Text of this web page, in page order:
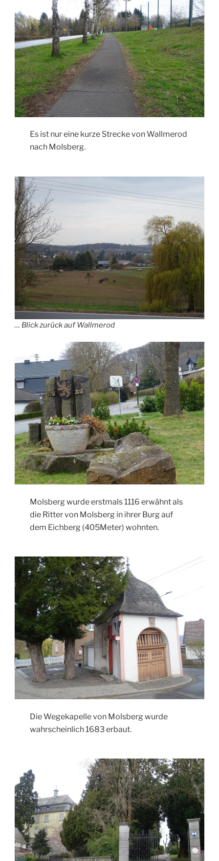
Es ist nur eine kurze Strecke von Wallmerod
nach Molsberg.
… Blick zurück auf Wallmerod
Molsberg wurde erstmals 1116 erwähnt als
die Ritter von Molsberg in ihrer Burg auf
dem Eichberg (405Meter) wohnten.
Die Wegekapelle von Molsberg wurde
wahrscheinlich 1683 erbaut.